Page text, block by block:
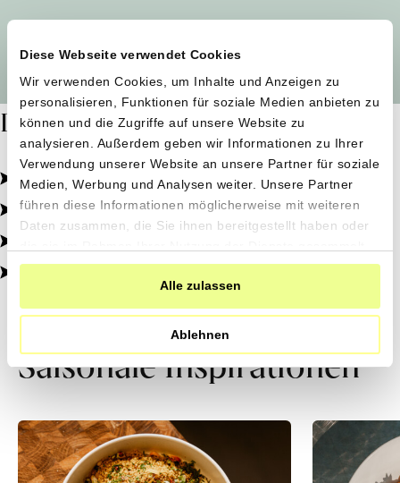
Diese Webseite verwendet Cookies
Wir verwenden Cookies, um Inhalte und Anzeigen zu
personalisieren, Funktionen für soziale Medien anbieten zu
können und die Zugriffe auf unsere Website zu
analysieren. Außerdem geben wir Informationen zu Ihrer
Verwendung unserer Website an unsere Partner für soziale
Medien, Werbung und Analysen weiter. Unsere Partner
führen diese Informationen möglicherweise mit weiteren
Daten zusammen, die Sie ihnen bereitgestellt haben oder
haben.
Alle zulassen
Ablehnen
Dafür stehen wir
Pestizidfrei angebaut, schonend verarbeitet.
Natürliche Zutaten, echter Geschmack.
Von kleinen Höfen, direkt zu dir.
100% transparent, 0% Zusatzstoffe.
Saisonale Inspirationen